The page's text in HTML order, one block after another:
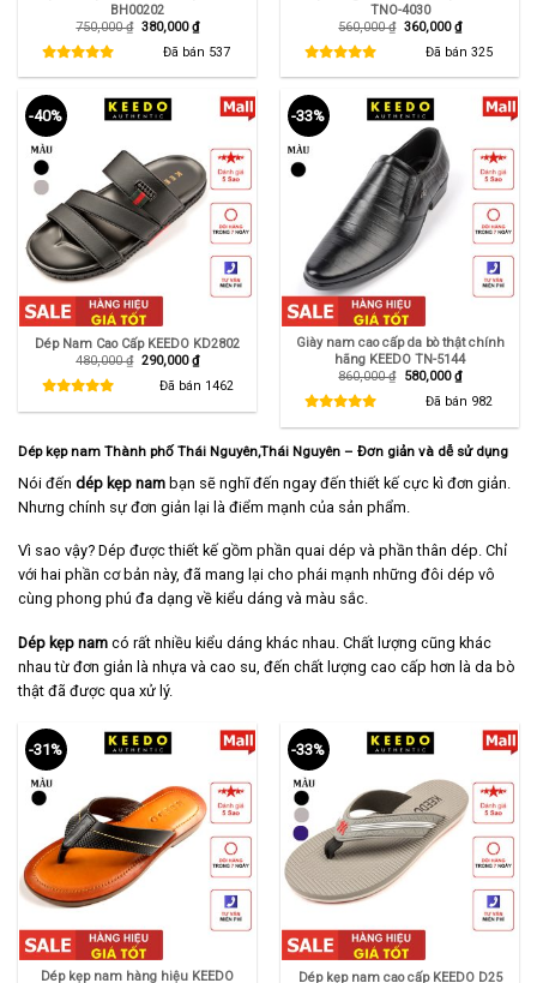
BH00202
750,000₫ Giá
750,000 ₫.
380,000₫Giá
hiện
tại
là:
380,000 ₫.
Đã bán 537
TNO-4030
560,000₫ Giá
560,000 ₫.
360,000₫Giá
hiện
tại
là:
360,000 ₫.
Đã bán 325
-40%
Dép Nam Cao Cấp KEEDO KD2802
480,000₫ Giá
290,000₫Giá
hiện
tại
Đã bán 1462
-33%
Giày nam cao cấp da bò thật chính
hãng KEEDO TN-5144
860,000₫ Giá
580,000₫Giá
hiện
tại
Đã bán 982
Dép kẹp nam Thành phố Thái Nguyên,Thái Nguyên – Đơn giản và dễ sử dụng
Nói đến dép kẹp nam bạn sẽ nghĩ đến ngay đến thiết kế cực kì đơn giản.
Nhưng chính sự đơn giản lại là điểm mạnh của sản phẩm.
Vì sao vậy? Dép được thiết kế gồm phần quai dép và phần thân dép. Chỉ
với hai phần cơ bản này, đã mang lại cho phái mạnh những đôi dép vô
cùng phong phú đa dạng về kiểu dáng và màu sắc.
Dép kẹp nam có rất nhiều kiểu dáng khác nhau. Chất lượng cũng khác
nhau từ đơn giản là nhựa và cao su, đến chất lượng cao cấp hơn là da bò
thật đã được qua xử lý.
-31%
Dép kẹp nam hàng hiệu KEEDO
-33%
Dép kẹp nam cao cấp KEEDO D25